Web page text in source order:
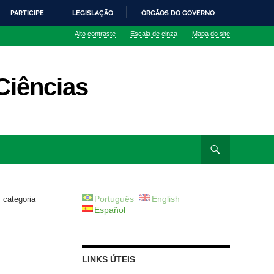
PARTICIPE LEGISLAÇÃO ÓRGÃOS DO GOVERNO
Alto contraste Escala de cinza Mapa do site
categoria Português
English
Español
LINKS ÚTEIS